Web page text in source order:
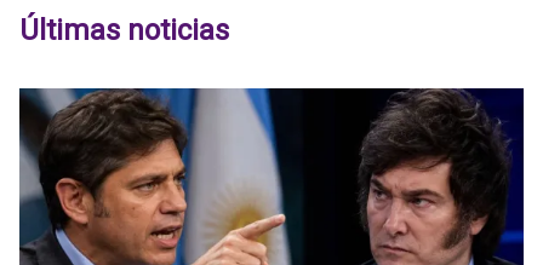
Últimas noticias